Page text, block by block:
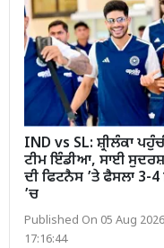
IND vs SL: ਸ਼੍ਰੀਲੰਕਾ
ਟੀਮ ਇੰਡੀਆ, ਸਾਈ
ਦੀ ਫਿਟਨੈਸ ’ਤੇ ਫੈਸਲਾ 3-4
’ਚ
Published On 05 Aug 2026
17:16:44